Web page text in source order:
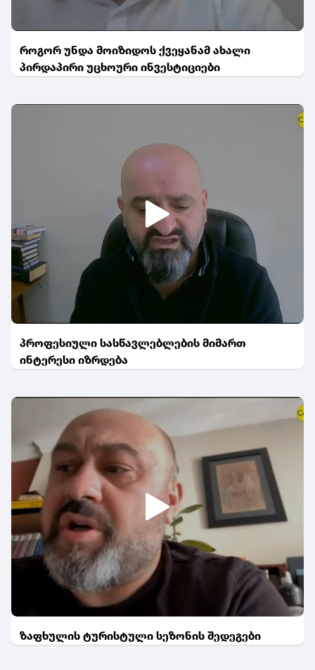
როგორ უნდა მოიზიდოს ქვეყანამ ახალი
პირდაპირი უცხოური ინვესტიციები
პროფესიული სასწავლებლების მიმართ
ინტერესი იზრდება
ზაფხულის ტურისტული სეზონის შედეგები